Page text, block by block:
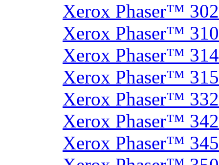
Xerox Phaser™
Xerox Phaser™
Xerox Phaser™
Xerox Phaser™
Xerox Phaser™
Xerox Phaser™
Xerox Phaser™